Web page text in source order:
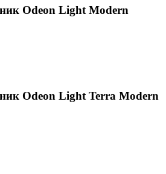
Odeon Light Modern
Odeon Light Terra Modern